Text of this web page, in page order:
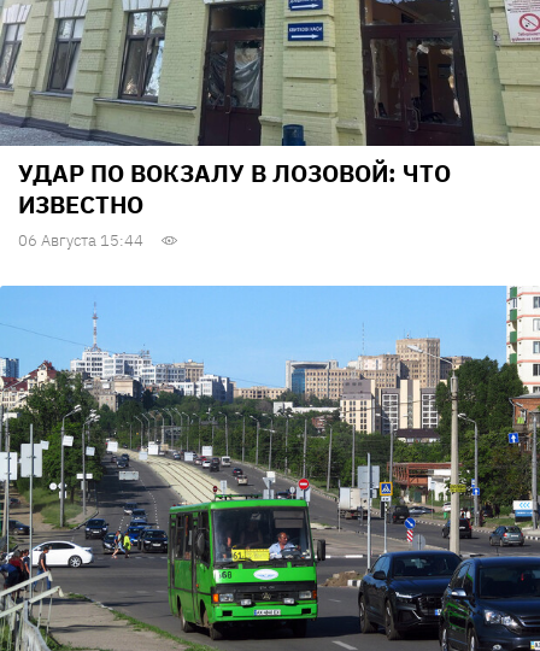
УДАР ПО ВОКЗАЛУ В ЛОЗОВОЙ: ЧТО
ИЗВЕСТНО
06 Августа 15:44